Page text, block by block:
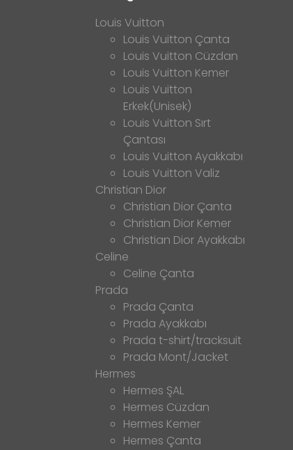
Louis Vuitton
Louis Vuitton Çanta
Louis Vuitton Cüzdan
Louis Vuitton Kemer
Louis Vuitton
Erkek(Unisek)
Louis Vuitton Sırt
Çantası
Louis Vuitton Ayakkabı
Louis Vuitton Valiz
Christian Dior
Christian Dior Çanta
Christian Dior Kemer
Christian Dior Ayakkabı
Celine
Celine Çanta
Prada
Prada Çanta
Prada Ayakkabı
Prada t-shirt/tracksuit
Prada Mont/Jacket
Hermes
Hermes ŞAL
Hermes Cüzdan
Hermes Kemer
Hermes Çanta